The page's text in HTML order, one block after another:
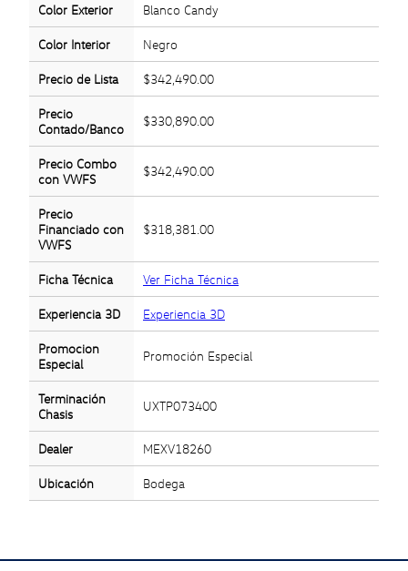
Color Exterior Blanco Candy
Color Interior Negro
Precio de Lista $342,490.00
Precio
Contado/Banco
$330,890.00
Precio Combo
con VWFS
$342,490.00
Precio
Financiado con
VWFS
$318,381.00
Ficha Técnica Ver Ficha Técnica
Experiencia 3D Experiencia 3D
Promocion
Especial
Promoción Especial
Terminación
Chasis
UXTP073400
Dealer MEXV18260
Ubicación Bodega